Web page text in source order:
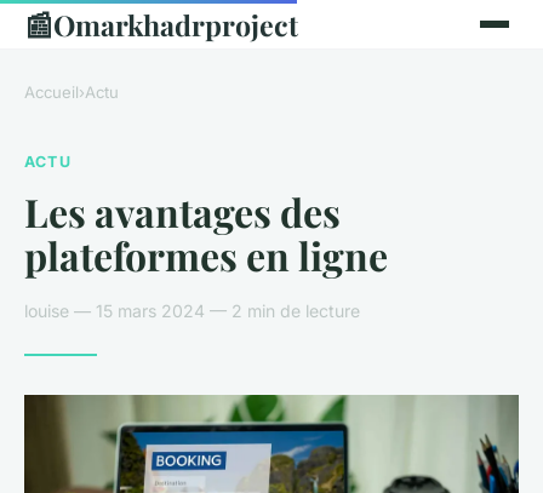
📰Omarkhadrproject
Accueil›Actu
ACTU
Les avantages des
plateformes en ligne
louise — 15 mars 2024 — 2 min de lecture